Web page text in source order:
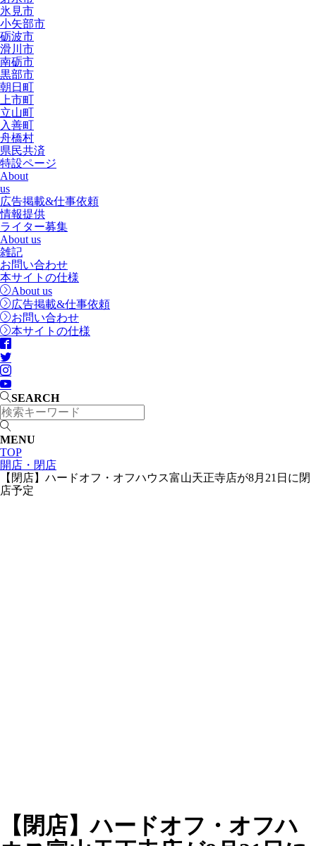
氷見市
小矢部市
砺波市
滑川市
南砺市
黒部市
朝日町
上市町
立山町
入善町
舟橋村
県民共済
特設ページ
About
us
広告掲載&仕事依頼
情報提供
ライター募集
About us
雑記
お問い合わせ
本サイトの仕様
About us
広告掲載&仕事依頼
お問い合わせ
本サイトの仕様
SEARCH
MENU
TOP
開店・閉店
【閉店】ハードオフ・オフハウス富山天正寺店が8月21日に閉
店予定
【閉店】ハードオフ・オフハ